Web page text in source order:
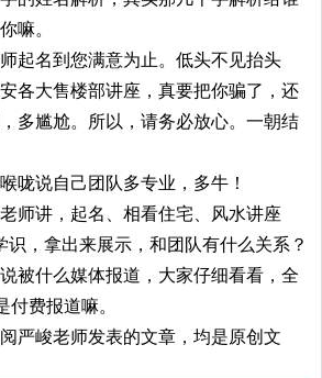
嘛。
起名到您满意为止。低头不见抬头
各大售楼部讲座，真要把你骗了，还
多尴尬。所以，请务必放心。一朝结
咙说自己团队多专业，多牛！
师讲，起名、相看住宅、风水讲座
识，拿出来展示，和团队有什么关系？
被什么媒体报道，大家仔细看看，全
付费报道嘛。
严峻老师发表的文章，均是原创文